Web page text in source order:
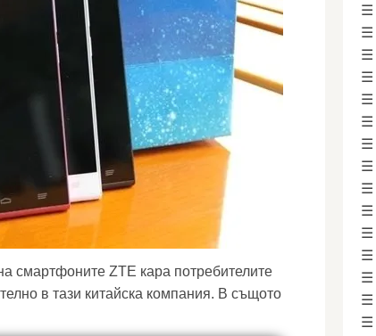
смартфоните ZTE кара потребителите
в тази китайска компания. В същото
☰
☰
☰
☰
☰
☰
☰
☰
☰
☰
☰
☰
☰
☰
☰